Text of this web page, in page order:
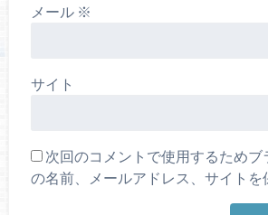
メール ※
サイト
次回のコメントで使用するためブ
の名前、メールアドレス、サイトを